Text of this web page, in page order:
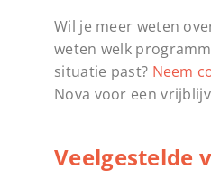
Wil je meer weten
weten welk
situatie past? Neem
Nova voor een
Veelgestelde